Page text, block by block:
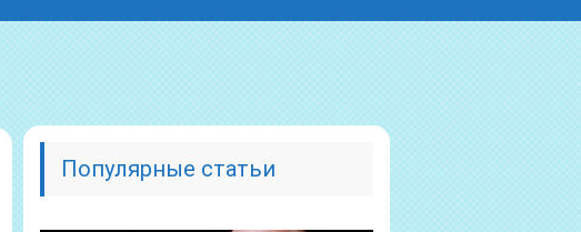
Популярные статьи